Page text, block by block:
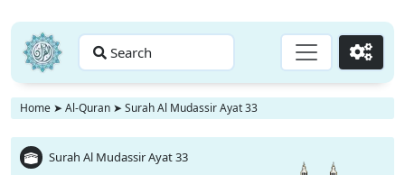
Search Go
Home ➤ Al-Quran ➤ Surah Al Mudassir Ayat 33
Surah Al Mudassir Ayat 33